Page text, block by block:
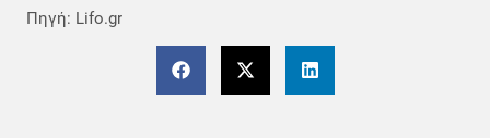
Πηγή: Lifo.gr